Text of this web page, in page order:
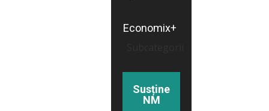
Economix+
Susține
NM